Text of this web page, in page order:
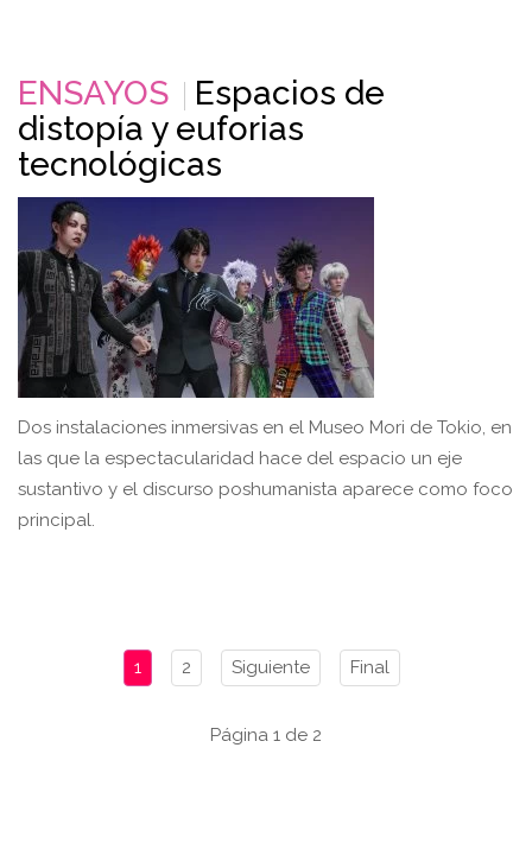
ENSAYOS
Espacios de
distopía y euforias
tecnológicas
Dos instalaciones inmersivas en el Museo Mori de Tokio, en
las que la espectacularidad hace del espacio un eje
sustantivo y el discurso poshumanista aparece como foco
principal.
1 2 Siguiente Final
Página 1 de 2